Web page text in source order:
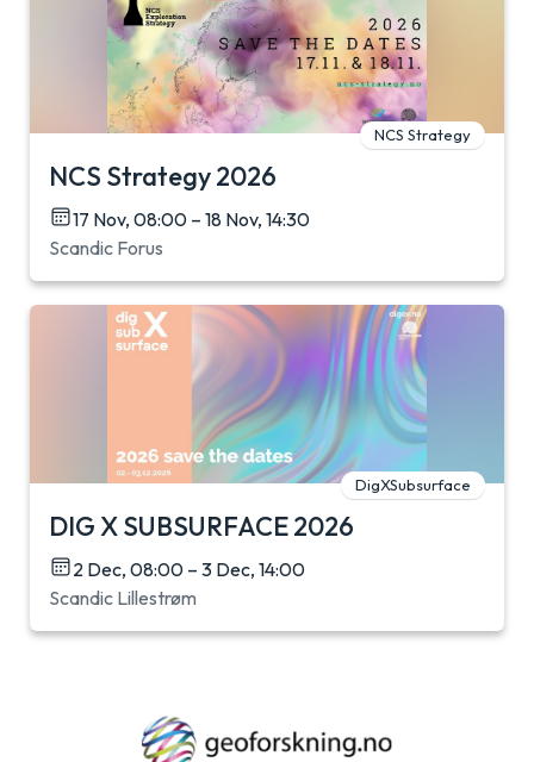
NCS Strategy
NCS Strategy 2026
17 Nov, 08:00 – 18 Nov, 14:30
Scandic Forus
DigXSubsurface
DIG X SUBSURFACE 2026
2 Dec, 08:00 – 3 Dec, 14:00
Scandic Lillestrøm